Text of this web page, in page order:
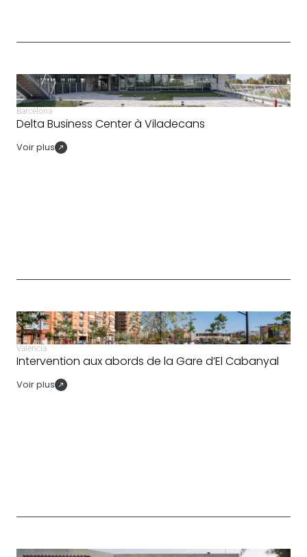
Barcelona
Delta Business Center à Viladecans
Voir plus
Valencia
Intervention aux abords de la Gare d’El Cabanyal
Voir plus